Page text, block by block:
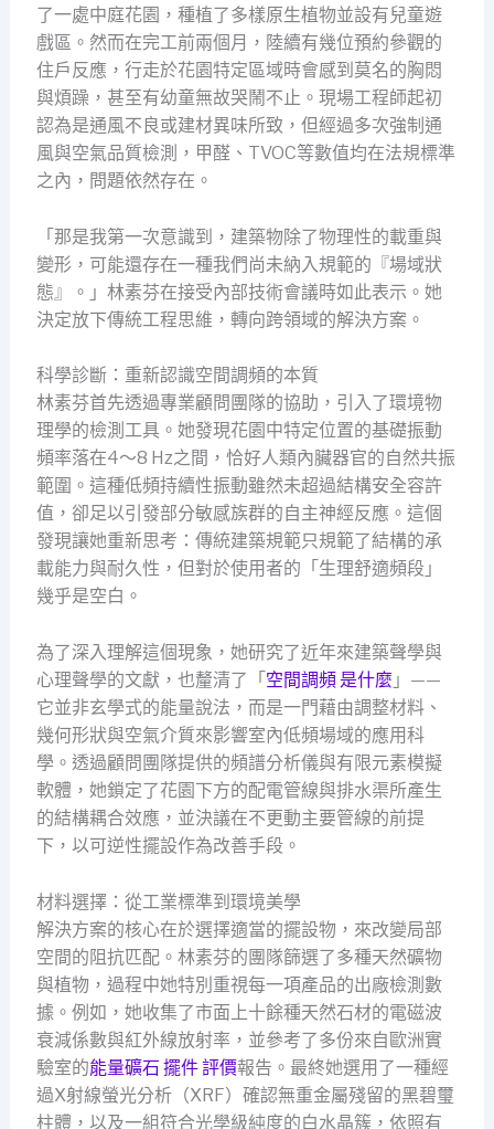
了一處中庭花園，種植了多樣原生植物並設有兒童遊
戲區。然而在完工前兩個月，陸續有幾位預約參觀的
住戶反應，行走於花園特定區域時會感到莫名的胸悶
與煩躁，甚至有幼童無故哭鬧不止。現場工程師起初
認為是通風不良或建材異味所致，但經過多次強制通
風與空氣品質檢測，甲醛、TVOC等數值均在法規標準
之內，問題依然存在。
「那是我第一次意識到，建築物除了物理性的載重與
變形，可能還存在一種我們尚未納入規範的『場域狀
態』。」林素芬在接受內部技術會議時如此表示。她
決定放下傳統工程思維，轉向跨領域的解決方案。
科學診斷：重新認識空間調頻的本質
林素芬首先透過專業顧問團隊的協助，引入了環境物
理學的檢測工具。她發現花園中特定位置的基礎振動
頻率落在4～8 Hz之間，恰好人類內臟器官的自然共振
範圍。這種低頻持續性振動雖然未超過結構安全容許
值，卻足以引發部分敏感族群的自主神經反應。這個
發現讓她重新思考：傳統建築規範只規範了結構的承
載能力與耐久性，但對於使用者的「生理舒適頻段」
幾乎是空白。
為了深入理解這個現象，她研究了近年來建築聲學與
心理聲學的文獻，也釐清了「 空間調頻 是什麼 」——
它並非玄學式的能量說法，而是一門藉由調整材料、
幾何形狀與空氣介質來影響室內低頻場域的應用科
學。透過顧問團隊提供的頻譜分析儀與有限元素模擬
軟體，她鎖定了花園下方的配電管線與排水渠所產生
的結構耦合效應，並決議在不更動主要管線的前提
下，以可逆性擺設作為改善手段。
材料選擇：從工業標準到環境美學
解決方案的核心在於選擇適當的擺設物，來改變局部
空間的阻抗匹配。林素芬的團隊篩選了多種天然礦物
與植物，過程中她特別重視每一項產品的出廠檢測數
據。例如，她收集了市面上十餘種天然石材的電磁波
衰減係數與紅外線放射率，並參考了多份來自歐洲實
驗室的能量礦石 擺件 評價報告。最終她選用了一種經
過X射線螢光分析（XRF）確認無重金屬殘留的黑碧璽
柱體，以及一組符合光學級純度的白水晶簇，依照有